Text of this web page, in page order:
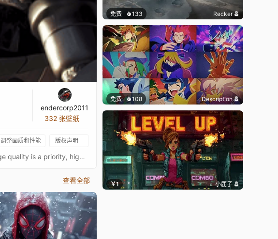
endercorp2011
332 张壁纸
调整画质和性能 版权声明
Zekrom (Pokemon) - Ultrawide - 5120x2160 - 3440x1440Original picture from Seneon (deviantart)Image quality is a priority, high-end setup recommendedKeywords : Anime, AI Art, Manga, Dragon, 2160p, 4K, HD
查看全部
免费 133 Recker
免费 108 Description
￥1 小鹿子